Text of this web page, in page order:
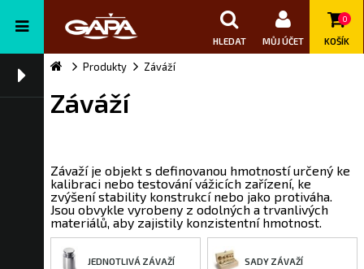
HLEDAT MŮJ ÚČET
0
KOŠÍK
Produkty Záváží
Záváží
Závaží je objekt s definovanou hmotností určený ke
kalibraci nebo testování vážicích zařízení, ke
zvýšení stability konstrukcí nebo jako protiváha.
Jsou obvykle vyrobeny z odolných a trvanlivých
materiálů, aby zajistily konzistentní hmotnost.
JEDNOTLIVÁ ZÁVAŽÍ SADY ZÁVAŽÍ